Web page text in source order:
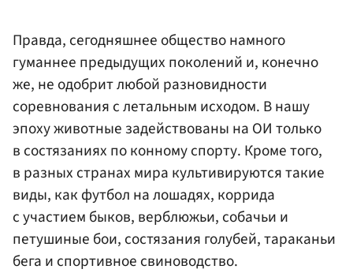
Правда, сегодняшнее общество намного
гуманнее предыдущих поколений и, конечно
же, не одобрит любой разновидности
соревнования с летальным исходом. В нашу
эпоху животные задействованы на ОИ только
в состязаниях по конному спорту. Кроме того,
в разных странах мира культивируются такие
виды, как футбол на лошадях, коррида
с участием быков, верблюжьи, собачьи и
петушиные бои, состязания голубей, тараканьи
бега и спортивное свиноводство.